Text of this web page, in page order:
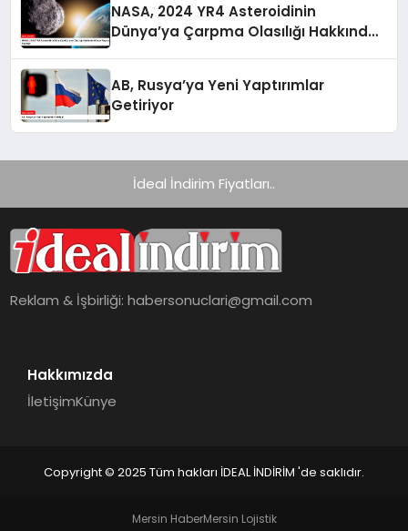
NASA, 2024 YR4 Asteroidinin
Dünya’ya Çarpma Olasılığı Hakkında
AB, Rusya’ya Yeni Yaptırımlar
Getiriyor
İdeal İndirim Fiyatları..
Reklam & İşbirliği:habersonuclari@gmail.com
Hakkımızda
İletişimKünye
Copyright © 2025 Tüm hakları İDEAL İNDİRİM 'de saklıdır.
Mersin HaberMersin Lojistik